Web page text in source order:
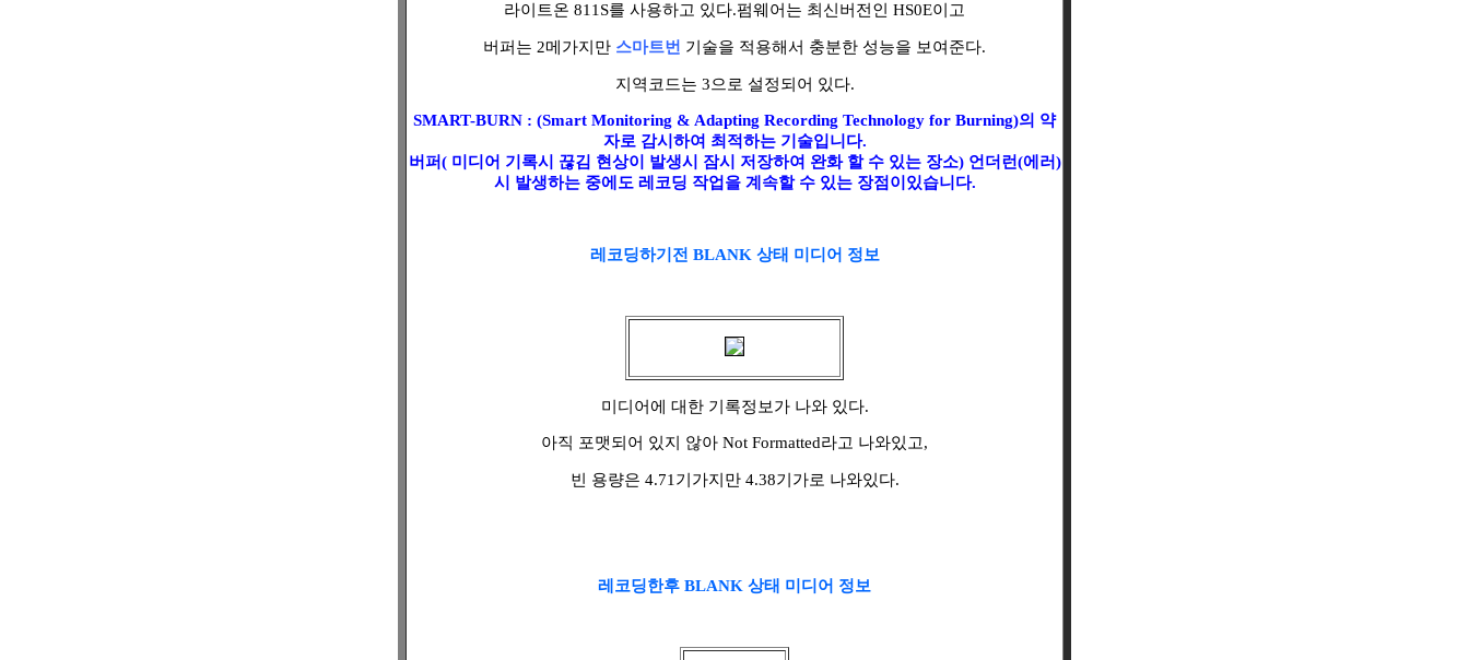
라이트온 811S를 사용하고 있다.펌웨어는 최신버전인 HS0E이고
버퍼는 2메가지만 스마트번 기술을 적용해서 충분한 성능을 보여준다.
지역코드는 3으로 설정되어 있다.
SMART-BURN : (Smart Monitoring & Adapting Recording Technology for Burning)의 약
자로 감시하여 최적하는 기술입니다.
버퍼( 미디어 기록시 끊김 현상이 발생시 잠시 저장하여 완화 할 수 있는 장소) 언더런(에러)
시 발생하는 중에도 레코딩 작업을 계속할 수 있는 장점이있습니다.
레코딩하기전 BLANK 상태 미디어 정보
미디어에 대한 기록정보가 나와 있다.
아직 포맷되어 있지 않아 Not Formatted라고 나와있고,
빈 용량은 4.71기가지만 4.38기가로 나와있다.
레코딩한후 BLANK 상태 미디어 정보